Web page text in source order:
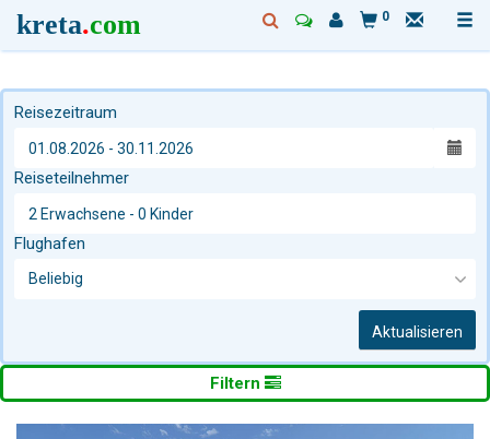
kreta.com 0
Reisezeitraum
Reiseteilnehmer
Flughafen
Aktualisieren
Filtern